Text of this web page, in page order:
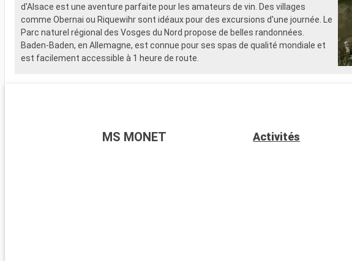
d'Alsace est une aventure parfaite pour les amateurs de vin. Des villages
comme Obernai ou Riquewihr sont idéaux pour des excursions d'une journée. Le
Parc naturel régional des Vosges du Nord propose de belles randonnées.
Baden-Baden, en Allemagne, est connue pour ses spas de qualité mondiale et
est facilement accessible à 1 heure de route.
MS MONET Activités